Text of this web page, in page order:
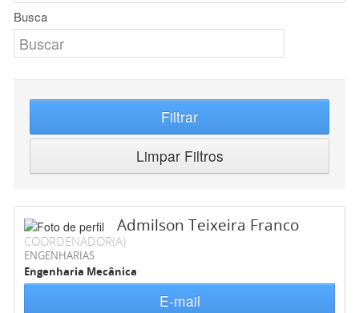
Busca
Filtrar
Limpar Filtros
Admilson Teixeira Franco
COORDENADOR(A)
ENGENHARIAS
Engenharia Mecânica
E-mail